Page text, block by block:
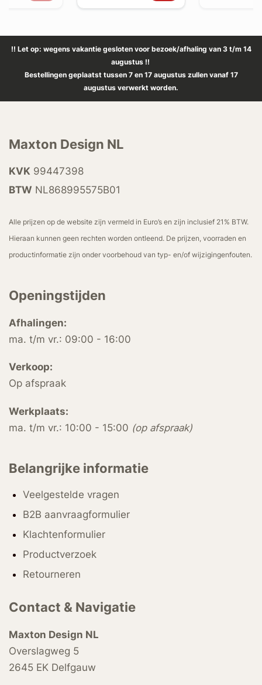
!! Let op: wegens vakantie gesloten voor bezoek/afhaling van 3 t/m 14
augustus !!
Bestellingen geplaatst tussen 7 en 17 augustus zullen vanaf 17
augustus verwerkt worden.
Maxton Design NL
KVK 99447398
BTW NL868995575B01
Alle prijzen op de website zijn vermeld in Euro’s en zijn inclusief 21% BTW.
Hieraan kunnen geen rechten worden ontleend. De prijzen, voorraden en
productinformatie zijn onder voorbehoud van typ- en/of wijzigingenfouten.
Openingstijden
Afhalingen:
ma. t/m vr.: 09:00 - 16:00
Verkoop:
Op afspraak
Werkplaats:
ma. t/m vr.: 10:00 - 15:00 (op afspraak)
Belangrijke informatie
Veelgestelde vragen
B2B aanvraagformulier
Klachtenformulier
Productverzoek
Retourneren
Contact & Navigatie
Maxton Design NL
Overslagweg 5
2645 EK Delfgauw